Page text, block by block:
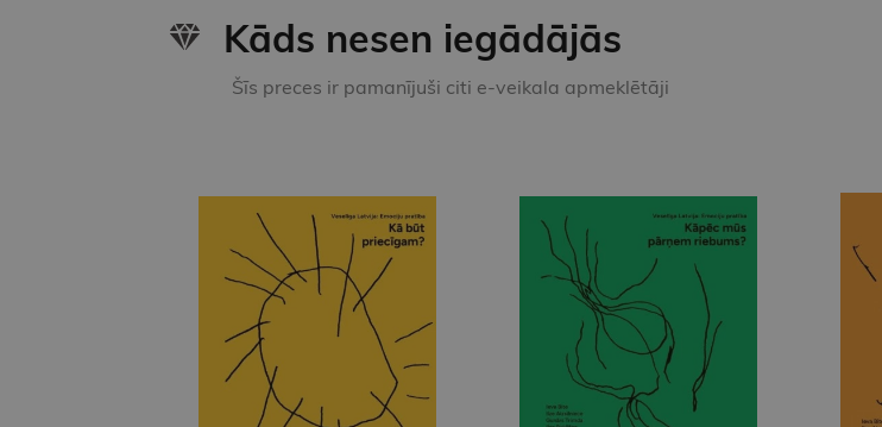
Kāds nesen iegādājās
Šīs preces ir pamanījuši citi e-veikala apmeklētāji